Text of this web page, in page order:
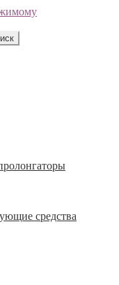
средства